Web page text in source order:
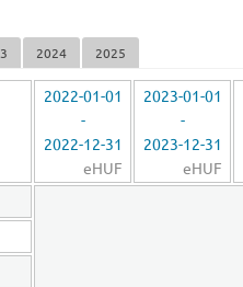
2024 2025
2022-01-01
-
2022-12-31
eHUF
2023-01-01
-
2023-12-31
eHUF